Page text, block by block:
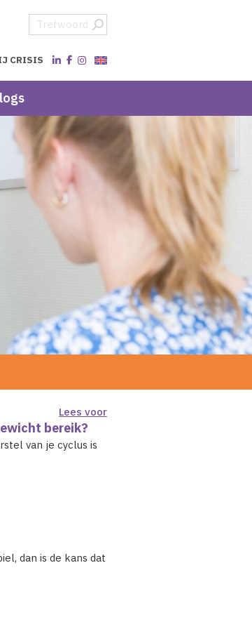
CRISIS
Lees voor
bereik?
van je cyclus is
dan is de kans dat